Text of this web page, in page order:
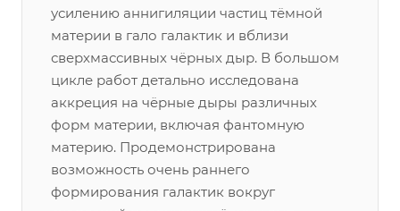
усилению аннигиляции частиц тёмной
материи в гало галактик и вблизи
сверхмассивных чёрных дыр. В большом
цикле работ детально исследована
аккреция на чёрные дыры различных
форм материи, включая фантомную
материю. Продемонстрирована
возможность очень раннего
формирования галактик вокруг